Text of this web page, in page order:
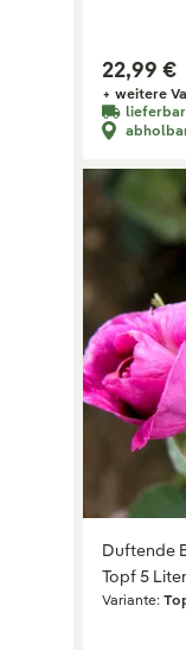
22,99 €
+ weitere
lieferbar
Duftende
Topf 5 Liter
Variante: